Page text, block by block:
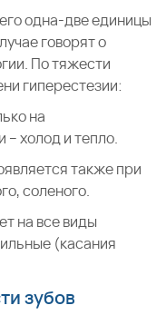
одна-две единицы
говорят о
По тяжести
гиперестезии:
на
холод и тепло.
также при
соленого.
на все виды
(касания
зубов